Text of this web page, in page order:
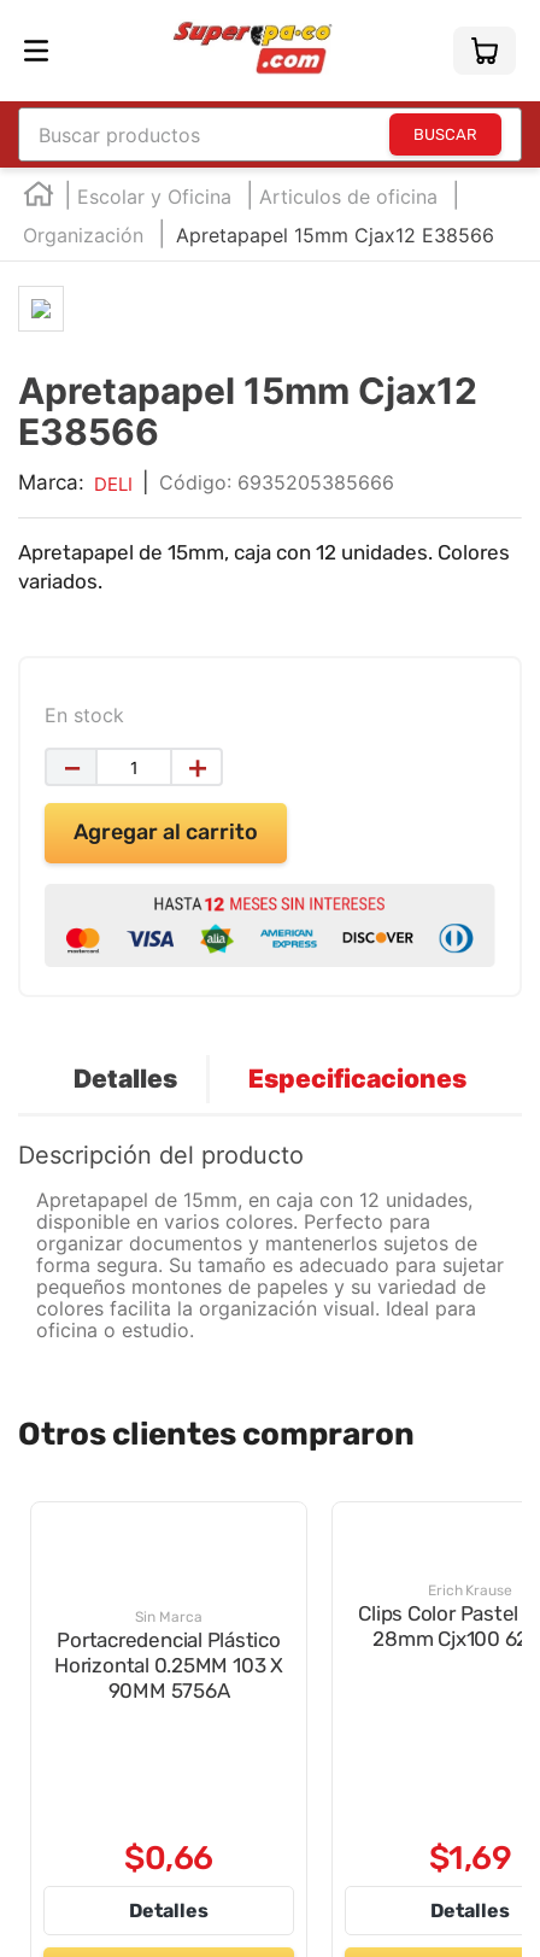
Buscar productos
Escolar y Oficina
Articulos de oficina
Organización
Apretapapel 15mm Cjax12 E38566
Apretapapel 15mm Cjax12
E38566
Marca: DELI : 6935205385666
Apretapapel de 15mm, caja con 12 unidades. Colores
variados.
En stock
＋
－
Agregar al carrito
Detalles Especificaciones
Descripción del producto
Apretapapel de 15mm, en caja con 12 unidades,
disponible en varios colores. Perfecto para
organizar documentos y mantenerlos sujetos de
forma segura. Su tamaño es adecuado para sujetar
pequeños montones de papeles y su variedad de
colores facilita la organización visual. Ideal para
oficina o estudio.
Otros clientes compraron
Sin Marca
Portacredencial Plástico
Horizontal 0.25MM 103 X
90MM 5756A
$0,66
Detalles
Clips Color Pastel
28mm Cjx100
$1,69
Detalles
TÉRMINOS MÁS BUSCADOS
england
2.
marcador e300
3
5.
mouse
6.
audifonos
7.
marcadores
8.
teclado
9.
impresora